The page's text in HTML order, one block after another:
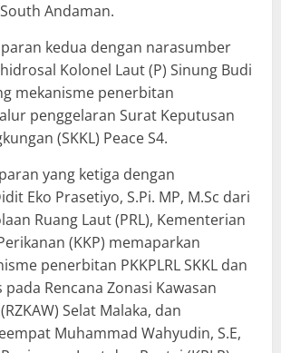
Andaman.
kedua dengan narasumber
Kolonel Laut (P) Sinung Budi
mekanisme penerbitan
penggelaran Surat Keputusan
(SKKL) Peace S4.
yang ketiga dengan
Eko Prasetiyo, S.Pi. MP, M.Sc dari
Ruang Laut (PRL), Kementerian
(KKP) memaparkan
penerbitan PKKPLRL SKKL dan
Rencana Zonasi Kawasan
Selat Malaka, dan
Muhammad Wahyudin, S.E,